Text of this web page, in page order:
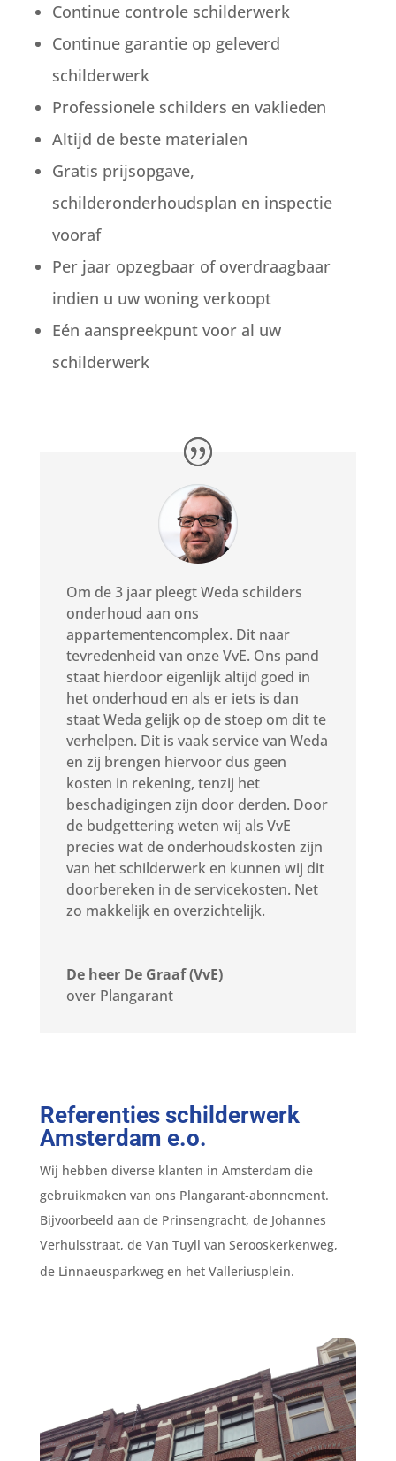
Continue controle schilderwerk
Continue garantie op geleverd
schilderwerk
Professionele schilders en vaklieden
Altijd de beste materialen
Gratis prijsopgave,
schilderonderhoudsplan en inspectie
vooraf
Per jaar opzegbaar of overdraagbaar
indien u uw woning verkoopt
Eén aanspreekpunt voor al uw
schilderwerk
Om de 3 jaar pleegt Weda schilders
onderhoud aan ons
appartementencomplex. Dit naar
tevredenheid van onze VvE. Ons pand
staat hierdoor eigenlijk altijd goed in
het onderhoud en als er iets is dan
staat Weda gelijk op de stoep om dit te
verhelpen. Dit is vaak service van Weda
en zij brengen hiervoor dus geen
kosten in rekening, tenzij het
beschadigingen zijn door derden. Door
de budgettering weten wij als VvE
precies wat de onderhoudskosten zijn
van het schilderwerk en kunnen wij dit
doorbereken in de servicekosten. Net
zo makkelijk en overzichtelijk.
De heer De Graaf (VvE)
over Plangarant
Referenties schilderwerk
Amsterdam e.o.
Wij hebben diverse klanten in Amsterdam die
gebruikmaken van ons Plangarant-abonnement.
Bijvoorbeeld aan de Prinsengracht, de Johannes
Verhulsstraat, de Van Tuyll van Serooskerkenweg,
de Linnaeusparkweg en het Valleriusplein.